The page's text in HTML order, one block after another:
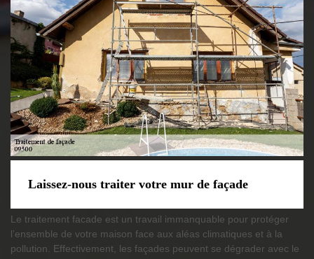
Laissez-nous traiter votre mur de façade
Le traitement facade est un travail immanquable pour protéger
l’ensemble de votre maison face aux aléas climatiques et à la
pollution. Effectivement, les façades peuvent se dégrader avec le